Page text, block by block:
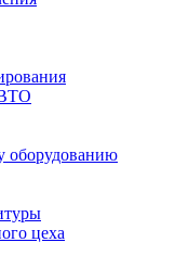
оборудованию
цеха